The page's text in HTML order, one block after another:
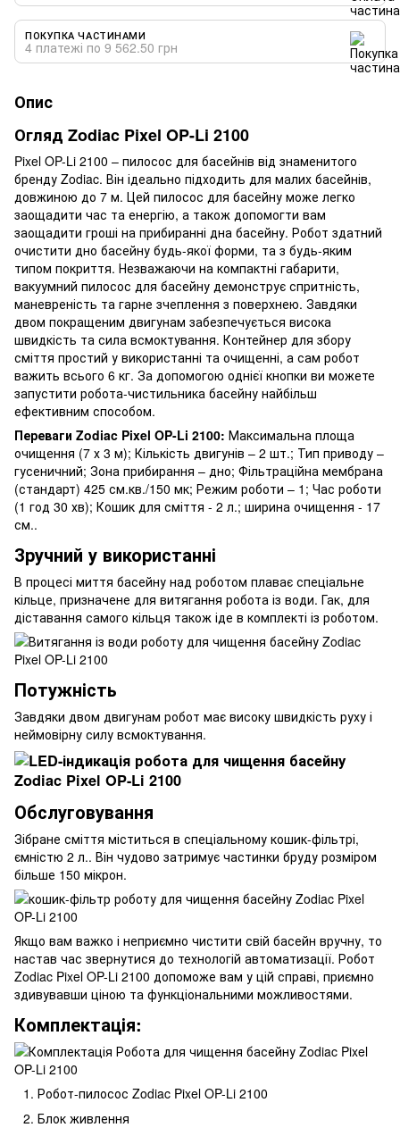
ПОКУПКА ЧАСТИНАМИ
4 платежі по 9 562.50 грн
Опис
Огляд Zodiac Pixel OP-Li 2100
Pixel OP-Li 2100 – пилосос для басейнів від знаменитого
бренду Zodiac. Він ідеально підходить для малих басейнів,
довжиною до 7 м. Цей пилосос для басейну може легко
заощадити час та енергію, а також допомогти вам
заощадити гроші на прибиранні дна басейну. Робот здатний
очистити дно басейну будь-якої форми, та з будь-яким
типом покриття. Незважаючи на компактні габарити,
вакуумний пилосос для басейну демонструє спритність,
маневреність та гарне зчеплення з поверхнею. Завдяки
двом покращеним двигунам забезпечується висока
швидкість та сила всмоктування. Контейнер для збору
сміття простий у використанні та очищенні, а сам робот
важить всього 6 кг. За допомогою однієї кнопки ви можете
запустити робота-чистильника басейну найбільш
ефективним способом.
Переваги Zodiac Pixel OP-Li 2100: Максимальна площа
очищення (7 х 3 м); Кількість двигунів – 2 шт.; Тип приводу –
гусеничний; Зона прибирання – дно; Фільтраційна мембрана
(стандарт) 425 см.кв./150 мк; Режим роботи – 1; Час роботи
(1 год 30 хв); Кошик для сміття - 2 л.; ширина очищення - 17
см..
Зручний у використанні
В процесі миття басейну над роботом плаває спеціальне
кільце, призначене для витягання робота із води. Гак, для
діставання самого кільця також іде в комплекті із роботом.
Потужність
Завдяки двом двигунам робот має високу швидкість руху і
неймовірну силу всмоктування.
Обслуговування
Зібране сміття міститься в спеціальному кошик-фільтрі,
ємністю 2 л.. Він чудово затримує частинки бруду розміром
більше 150 мікрон.
Якщо вам важко і неприємно чистити свій басейн вручну, то
настав час звернутися до технологій автоматизації. Робот
Zodiac Pixel OP-Li 2100 допоможе вам у цій справі, приємно
здивувавши ціною та функціональними можливостями.
Комплектація:
Робот-пилосос Zodiac Pixel OP-Li 2100
Блок живлення